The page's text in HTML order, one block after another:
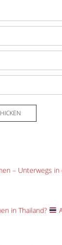
– Unterwegs
in Thailand?